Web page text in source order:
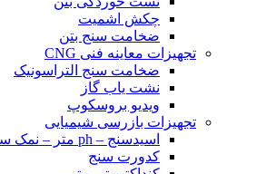
چکش اشمیت
ضخامت سنج بتن
تجهیزات معاینه فنی CNG
ضخامت سنج التراسونیک
نشت یاب گاز
ویدیو بروسکوپ
تجهیزات بازرسی شیمیایی
اسیدسنج – ph متر – نمک سنج
کدورت سنج